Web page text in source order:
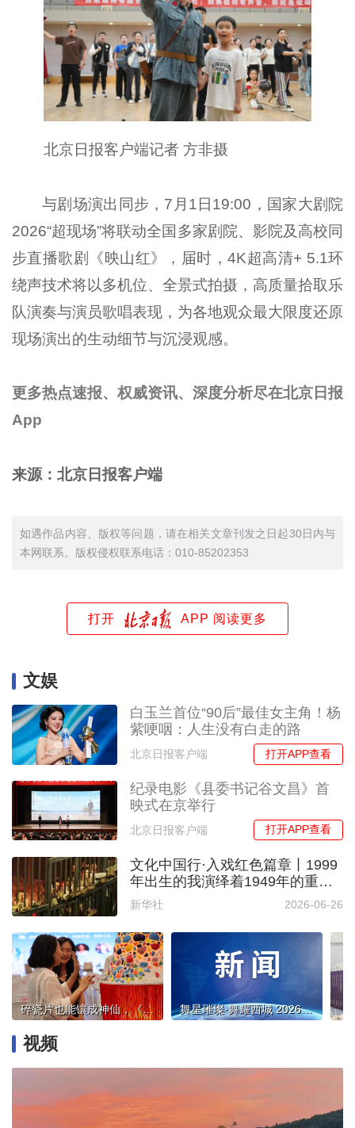
北京日报客户端记者 方非摄
与剧场演出同步，7月1日19:00，国家大剧院
2026“超现场”将联动全国多家剧院、影院及高校同
步直播歌剧《映山红》，届时，4K超高清+ 5.1环
绕声技术将以多机位、全景式拍摄，高质量拾取乐
队演奏与演员歌唱表现，为各地观众最大限度还原
现场演出的生动细节与沉浸观感。
更多热点速报、权威资讯、深度分析尽在北京日报
App
来源：北京日报客户端
如遇作品内容、版权等问题，请在相关文章刊发之日起30日内与
本网联系。版权侵权联系电话：010-85202353
打开 APP 阅读更多
文娱
白玉兰首位“90后”最佳女主角！杨
紫哽咽：人生没有白走的路
北京日报客户端 打开APP查看
纪录电影《县委书记谷文昌》首
映式在京举行
北京日报客户端 打开APP查看
文化中国行·入戏红色篇章丨1999
年出生的我演绎着1949年的重庆
故事
新华社 2026-06-26
碎瓷片也能镶成神仙，《嵌瓷：我把神仙镶上天》呈现潮汕非遗和女性成长 舞星璀璨·舞耀西城 2026年西城区彩虹剧场舞蹈季圆满收官
视频